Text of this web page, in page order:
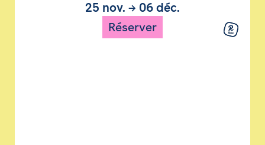
25 nov. → 06 déc.
Réserver